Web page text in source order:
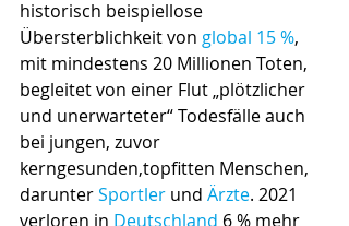
historisch beispiellose
Übersterblichkeitvon global 15 %,
mit mindestens 20 Millionen Toten,
begleitet von einer Flut „plötzlicher
und unerwarteter“ Todesfälle auch
bei jungen, zuvor
kerngesunden,topfitten Menschen,
darunter Sportler und Ärzte. 2021
verloren in Deutschland 6 % mehr